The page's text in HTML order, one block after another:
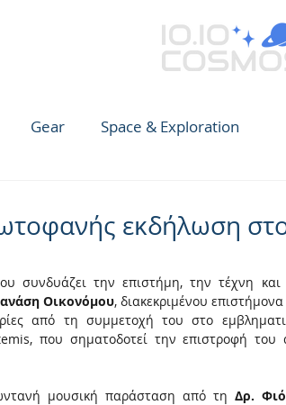
Gear Space & Exploration
εκδήλωση
συνδυάζει την επιστήμη, την τέχνη
Οικονόμου, διακεκριμένου
από τη συμμετοχή του στο
που σηματοδοτεί την επιστροφή
μουσική παράσταση από τη Δρ.